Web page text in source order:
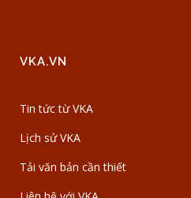
VKA.VN
Tin tức từ VKA
Lịch sử VKA
Tải văn bản cần thiết